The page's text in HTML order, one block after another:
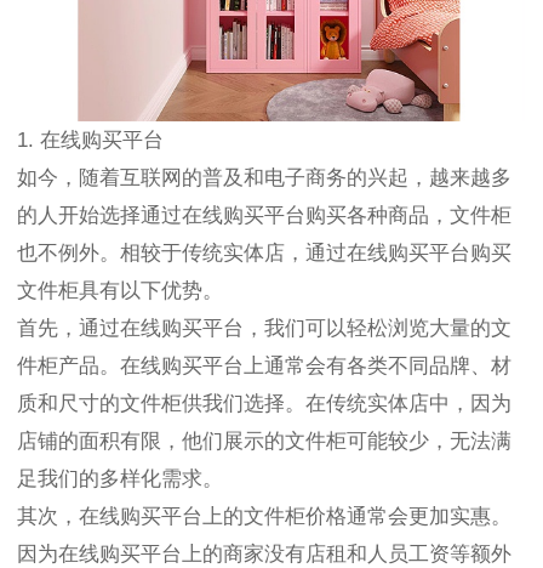
1. 在线购买平台
如今，随着互联网的普及和电子商务的兴起，越来越多
的人开始选择通过在线购买平台购买各种商品，文件柜
也不例外。相较于传统实体店，通过在线购买平台购买
文件柜具有以下优势。
首先，通过在线购买平台，我们可以轻松浏览大量的文
件柜产品。在线购买平台上通常会有各类不同品牌、材
质和尺寸的文件柜供我们选择。在传统实体店中，因为
店铺的面积有限，他们展示的文件柜可能较少，无法满
足我们的多样化需求。
其次，在线购买平台上的文件柜价格通常会更加实惠。
因为在线购买平台上的商家没有店租和人员工资等额外